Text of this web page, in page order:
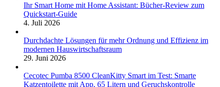
Ihr Smart Home mit Home Assistant: Bücher-Review zum
Quickstart-Guide
4. Juli 2026
Durchdachte Lösungen für mehr Ordnung und Effizienz im
modernen Hauswirtschaftsraum
29. Juni 2026
Cecotec Pumba 8500 CleanKitty Smart im Test: Smarte
Katzentoilette mit App, 65 Litern und Geruchskontrolle